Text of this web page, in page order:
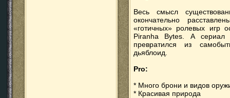
Весь смысл
окончательно
«готичных» ролевых игр
Piranha Bytes. А сериал
превратился из
дьяблоид.
Pro:
* Много брони и видов
* Красивая природа